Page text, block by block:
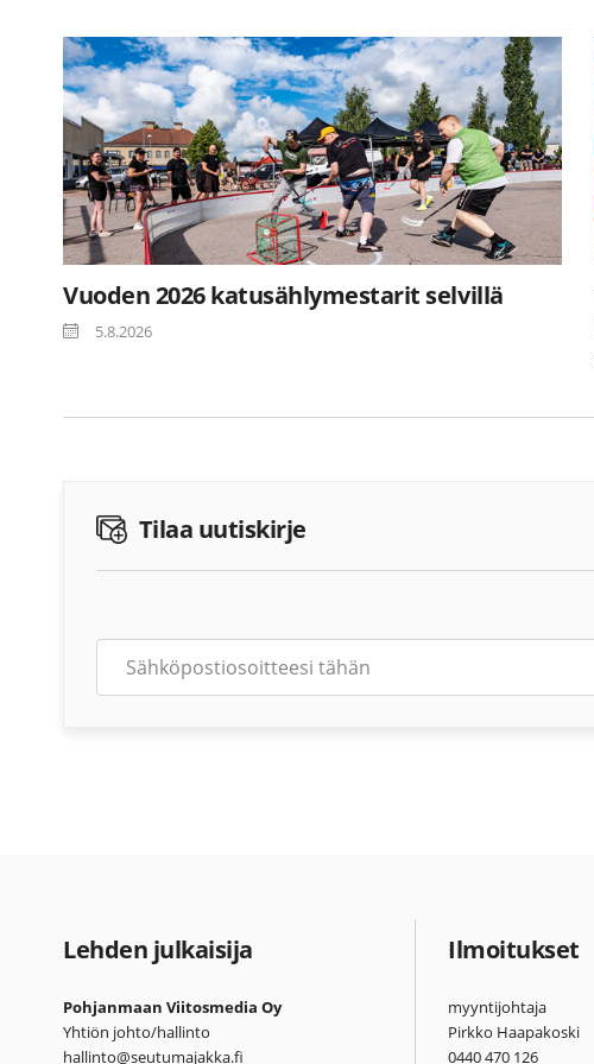
Vuoden 2026 katusählymestarit selvillä
5.8.2026
Tilaa uutiskirje
Lehden julkaisija
Pohjanmaan Viitosmedia Oy
Yhtiön johto/hallinto
hallinto@seutumajakka.fi
Ilmoitukset
myyntijohtaja
Pirkko Haapakoski
0440 470 126